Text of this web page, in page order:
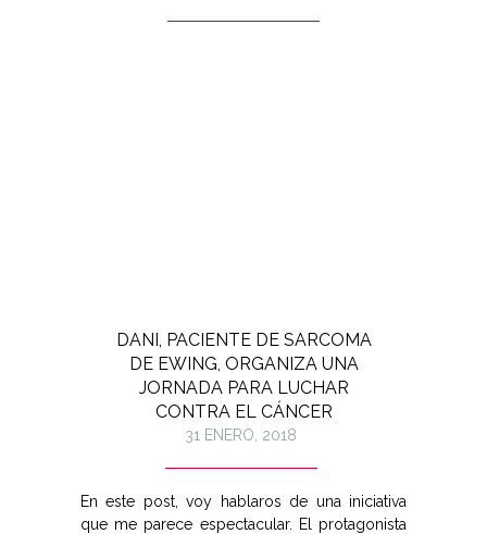
DANI, PACIENTE DE SARCOMA
DE EWING, ORGANIZA UNA
JORNADA PARA LUCHAR
CONTRA EL CÁNCER
31 ENERO, 2018
En este post, voy hablaros de una iniciativa
que me parece espectacular. El protagonista